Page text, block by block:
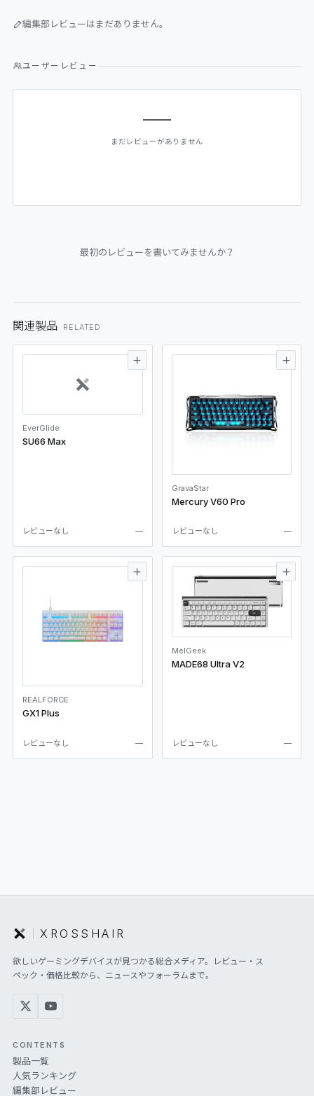
編集部レビューはまだありません。
ユーザーレビュー
—
まだレビューがありません
最初のレビューを書いてみませんか？
関連製品 RELATED
EverGlide
SU66 Max
レビューなし —
GravaStar
Mercury V60 Pro
レビューなし —
REALFORCE
GX1 Plus
レビューなし —
MelGeek
MADE68 Ultra V2
レビューなし —
XROSSHAIR
欲しいゲーミングデバイスが見つかる総合メディア。レビュー・ス
ペック・価格比較から、ニュースやフォーラムまで。
CONTENTS
製品一覧
人気ランキング
編集部レビュー